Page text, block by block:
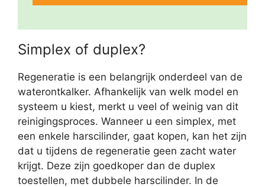
Simplex of duplex?
Regeneratie is een belangrijk onderdeel van de
waterontkalker. Afhankelijk van welk model en
systeem u kiest, merkt u veel of weinig van dit
reinigingsproces. Wanneer u een simplex, met
een enkele harscilinder, gaat kopen, kan het zijn
dat u tijdens de regeneratie geen zacht water
krijgt. Deze zijn goedkoper dan de duplex
toestellen, met dubbele harscilinder. In de